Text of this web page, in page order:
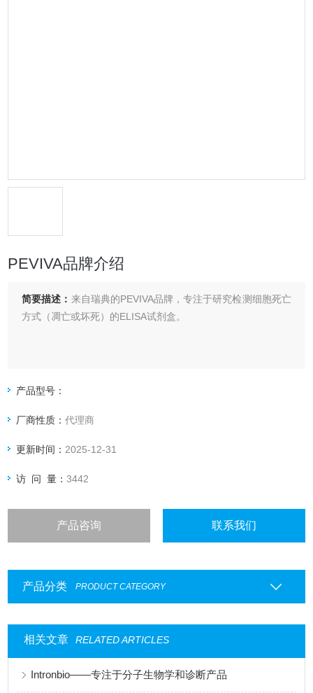
PEVIVA品牌介绍
简要描述： 来自瑞典的PEVIVA品牌，专注于研究检测细胞死亡
方式（凋亡或坏死）的ELISA试剂盒。
产品型号：
厂商性质：代理商
更新时间： 2025-12-31
访 问 量：3442
产品咨询 联系我们
产品分类 PRODUCT CATEGORY
相关文章 RELATED ARTICLES
Intronbio——专注于分子生物学和诊断产品